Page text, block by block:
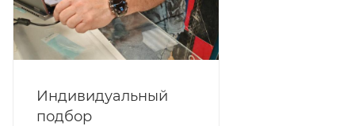
Индивидуальный
подбор